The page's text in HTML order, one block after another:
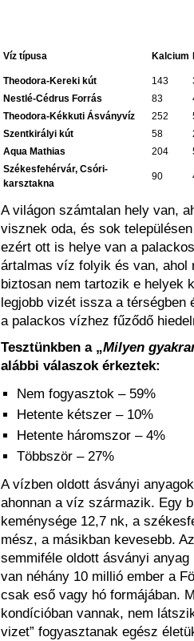
Víz típusa Kalcium
Theodora-Kereki kút 143
Nestlé-Cédrus Forrás
83
Theodora-Kékkuti Ásványvíz
252
Szentkirályi kút
58
Aqua Mathias
204
Székesfehérvár, Csóri-
karsztakna
90
A világon számtalan hely van,
visznek oda, és sok
ezért ott is helye van a
ártalmas víz folyik és van, ahol
biztosan nem tartozik e helyek
legjobb vizét issza a térségben
a palackos vízhez fűződő
Tesztünkben a „Milyen
alábbi válaszok érkeztek:
Nem fogyasztok – 59%
Hetente kétszer – 10%
Hetente háromszor – 4%
Többször – 27%
A vízben oldott ásványi
ahonnan a víz származik. Egy
keménysége 12,7 nk, a
mész, a másikban kevesebb.
semmiféle oldott ásványi
van néhány 10 millió ember a
csak eső vagy hó formájában.
kondícióban vannak, nem
vizet” fogyasztanak egész